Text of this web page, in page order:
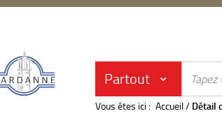
Partout
Vous êtes ici : Accueil/ Détail